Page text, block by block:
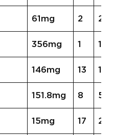
61mg 2 21mg
356mg 1 162mg
146mg 13 192mg
151.8mg 8 572.7mg
15mg 17 20mg